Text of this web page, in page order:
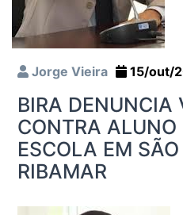
Jorge Vieira 15/out/
BIRA DENUNCIA
CONTRA ALUNO
ESCOLA EM
RIBAMAR